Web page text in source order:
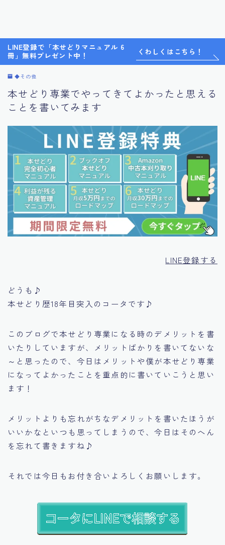
LINE登録で「本せどりマニュアル 6
冊」無料プレゼント中！
くわしくはこちら！
◆その他
本せどり専業でやってきてよかったと思える
ことを書いてみます
LINE登録する
どうも♪
本せどり歴18年目突入のコータです♪
このブログで本せどり専業になる時のデメリットを書
いたりしていますが、メリットばかりを書いてないな
～と思ったので、 今日はメリットや僕が本せどり専業
になってよかったことを重点的に書いていこうと思い
ます！
メリットよりも忘れがちなデメリットを書いたほうが
いいかなといつも思ってしまうので、今日はそのへん
を忘れて書きますね♪
それでは今日もお付き合いよろしくお願いします。